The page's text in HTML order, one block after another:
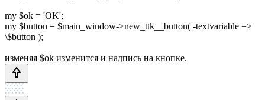
my $ok = 'OK';
my $button = $main_window->new_ttk__button( -textvariable =>
\$button );
изменяя $ok изменится и надпись на кнопке.